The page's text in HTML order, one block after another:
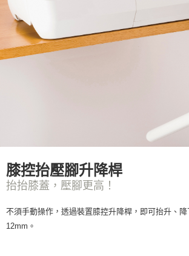
膝控抬壓腳升降桿
抬抬膝蓋，壓腳更高！
不須手動操作，透過裝置膝控升降桿，即可抬升、
12mm。